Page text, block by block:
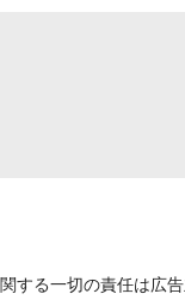
する一切の責任は広